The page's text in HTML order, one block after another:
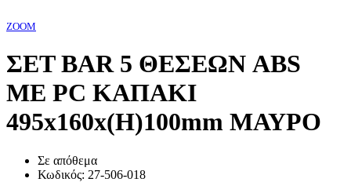
ZOOM
ΣΕΤ BAR 5 ΘΕΣΕΩΝ ABS
ΜΕ PC ΚΑΠΑΚΙ
495x160x(H)100mm ΜΑΥΡΟ
Σε απόθεμα
Κωδικός: 27-506-018